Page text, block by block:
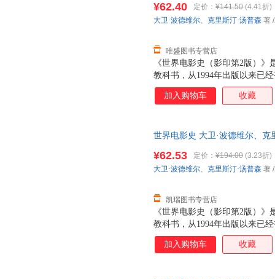
《世界电影史（影印第2版）
教科书，从1994年出版以来已
本。其在内容上浩繁渊博，上
片、纪录片到先锋实验电影，
别是中国电影的研究篇幅，体
针对电影产业链条上的各个部
了原著的版式和索引部分，可
¥62.40 定价： ¥141.50 (4.41折)
唯盛图书专营店
大卫·波德维尔、 克里斯汀·汤普森 著
加入购物车 收藏
世界电影史 大卫·波德维尔、
《世界电影史（影印第2版）
教科书，从1994年出版以来已
本。其在内容上浩繁渊博，上
片、纪录片到先锋实验电影，
¥62.53 定价： ¥194.00 (3.23折)
凯瑞图书专营店
大卫·波德维尔、 克里斯汀·汤普森 著
加入购物车 收藏